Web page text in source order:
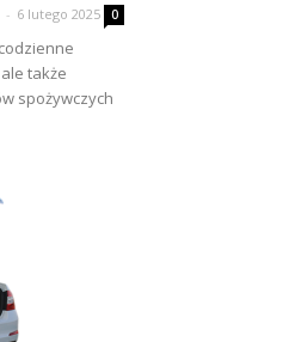
- 6 lutego 2025 0
także
spożywczych